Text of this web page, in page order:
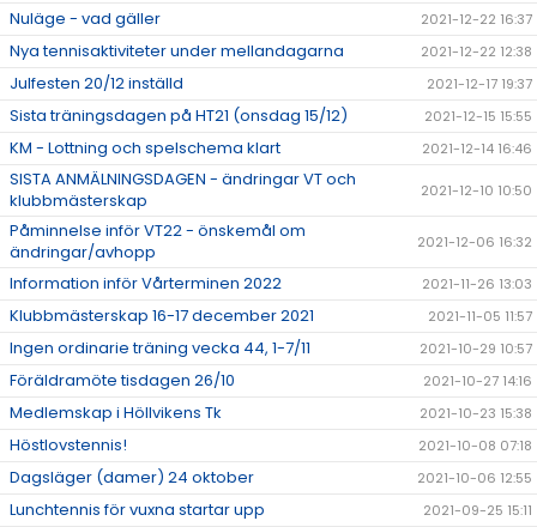
Nuläge - vad gäller 2021-12-22 16:37
Nya tennisaktiviteter under mellandagarna 2021-12-22 12:38
Julfesten 20/12 inställd 2021-12-17 19:37
Sista träningsdagen på HT21 (onsdag 15/12) 2021-12-15 15:55
KM - Lottning och spelschema klart 2021-12-14 16:46
SISTA ANMÄLNINGSDAGEN - ändringar VT och
klubbmästerskap
2021-12-10 10:50
Påminnelse inför VT22 - önskemål om
ändringar/avhopp
2021-12-06 16:32
Information inför Vårterminen 2022 2021-11-26 13:03
Klubbmästerskap 16-17 december 2021 2021-11-05 11:57
Ingen ordinarie träning vecka 44, 1-7/11 2021-10-29 10:57
Föräldramöte tisdagen 26/10 2021-10-27 14:16
Medlemskap i Höllvikens Tk 2021-10-23 15:38
Höstlovstennis! 2021-10-08 07:18
Dagsläger (damer) 24 oktober 2021-10-06 12:55
Lunchtennis för vuxna startar upp 2021-09-25 15:11